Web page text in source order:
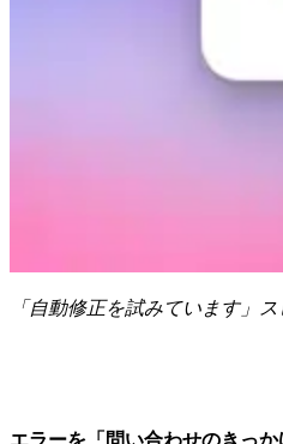
「自動修正を試みています」